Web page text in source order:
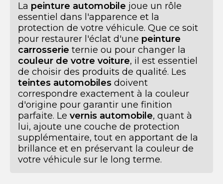
La peinture automobile joue un rôle
essentiel dans l'apparence et la
protection de votre véhicule. Que ce soit
pour restaurer l'éclat d'une peinture
carrosserie ternie ou pour changer la
couleur de votre voiture, il est essentiel
de choisir des produits de qualité. Les
teintes automobiles doivent
correspondre exactement à la couleur
d'origine pour garantir une finition
parfaite. Le vernis automobile, quant à
lui, ajoute une couche de protection
supplémentaire, tout en apportant de la
brillance et en préservant la couleur de
votre véhicule sur le long terme.